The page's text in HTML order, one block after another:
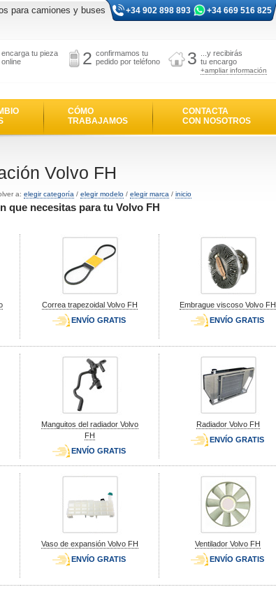
para camiones y buses +34 902 898 893 +34 669 516 825
encarga tu pieza
online
2 confirmamos tu
pedido por teléfono
3
...y recibirás
tu encargo
+ampliar información
CÓMO
TRABAJAMOS
CONTACTA
CON NOSOTROS
Volvo FH
a: elegir categoría / elegir modelo / elegir marca / inicio
que necesitas para tu Volvo FH
Correa trapezoidal Volvo FH
ENVÍO GRATIS
Embrague viscoso Volvo FH
ENVÍO GRATIS
Manguitos del radiador Volvo
FH
ENVÍO GRATIS
Radiador Volvo FH
ENVÍO GRATIS
Vaso de expansión Volvo FH
ENVÍO GRATIS
Ventilador Volvo FH
ENVÍO GRATIS